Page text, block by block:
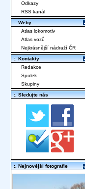
Odkazy
RSS kanál
:. Weby
Atlas lokomotiv
Atlas vozů
Nejkrásnější nádraží ČR
:. Kontakty
Redakce
Spolek
Skupiny
:. Sledujte nás
:. Nejnovější fotografie